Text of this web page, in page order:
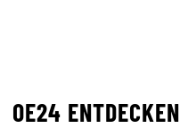
OE24 ENTDECKEN